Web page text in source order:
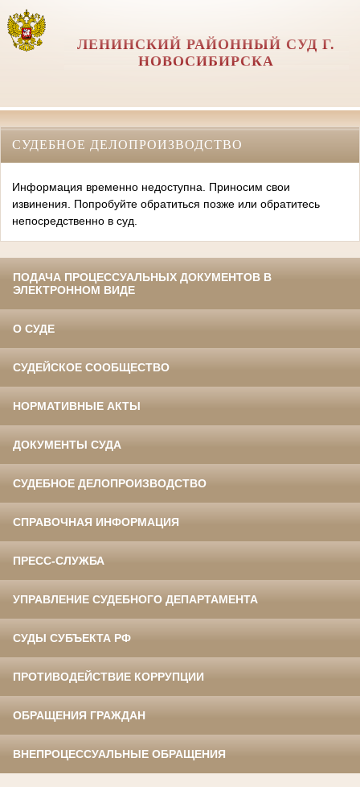
ЛЕНИНСКИЙ РАЙОННЫЙ СУД Г.
НОВОСИБИРСКА
СУДЕБНОЕ ДЕЛОПРОИЗВОДСТВО
Информация временно недоступна. Приносим свои
извинения. Попробуйте обратиться позже или обратитесь
непосредственно в суд.
ПОДАЧА ПРОЦЕССУАЛЬНЫХ ДОКУМЕНТОВ В
ЭЛЕКТРОННОМ ВИДЕ
О СУДЕ
СУДЕЙСКОЕ СООБЩЕСТВО
НОРМАТИВНЫЕ АКТЫ
ДОКУМЕНТЫ СУДА
СУДЕБНОЕ ДЕЛОПРОИЗВОДСТВО
СПРАВОЧНАЯ ИНФОРМАЦИЯ
ПРЕСС-СЛУЖБА
УПРАВЛЕНИЕ СУДЕБНОГО ДЕПАРТАМЕНТА
СУДЫ СУБЪЕКТА РФ
ПРОТИВОДЕЙСТВИЕ КОРРУПЦИИ
ОБРАЩЕНИЯ ГРАЖДАН
ВНЕПРОЦЕССУАЛЬНЫЕ ОБРАЩЕНИЯ